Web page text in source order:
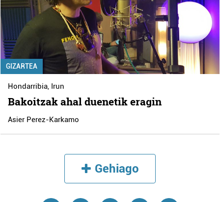
GIZARTEA
Hondarribia, Irun
Bakoitzak ahal duenetik eragin
Asier Perez-Karkamo
Gehiago